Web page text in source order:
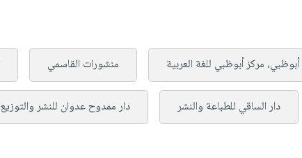
مركز أبوظبي للغة العربية منشورات القاسمي
دار الساقي للطباعة والنشر دار ممدوح عدوان للنشر والتوزيع